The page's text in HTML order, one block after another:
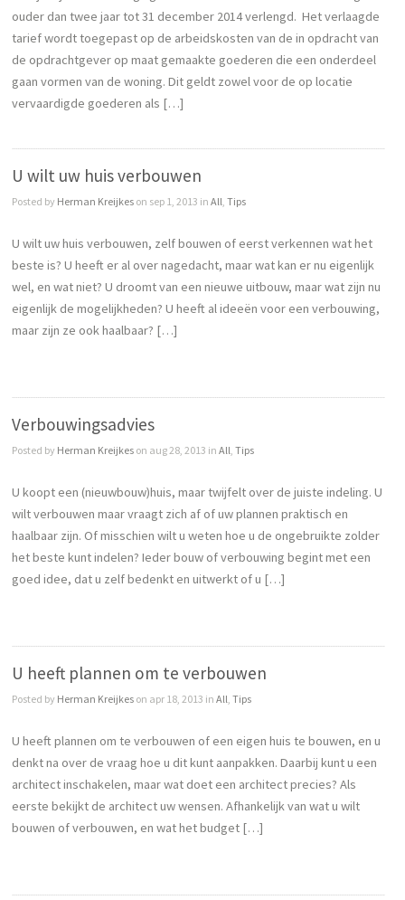
ouder dan twee jaar tot 31 december 2014 verlengd. Het verlaagde
tarief wordt toegepast op de arbeidskosten van de in opdracht van
de opdrachtgever op maat gemaakte goederen die een onderdeel
gaan vormen van de woning. Dit geldt zowel voor de op locatie
vervaardigde goederen als […]
U wilt uw huis verbouwen
Posted by Herman Kreijkes on sep 1, 2013 inAll,Tips
U wilt uw huis verbouwen, zelf bouwen of eerst verkennen wat het
beste is? U heeft er al over nagedacht, maar wat kan er nu eigenlijk
wel, en wat niet? U droomt van een nieuwe uitbouw, maar wat zijn nu
eigenlijk de mogelijkheden? U heeft al ideeën voor een verbouwing,
maar zijn ze ook haalbaar? […]
Verbouwingsadvies
Posted by Herman Kreijkes on aug 28, 2013 inAll,Tips
U koopt een (nieuwbouw)huis, maar twijfelt over de juiste indeling. U
wilt verbouwen maar vraagt zich af of uw plannen praktisch en
haalbaar zijn. Of misschien wilt u weten hoe u de ongebruikte zolder
het beste kunt indelen? Ieder bouw of verbouwing begint met een
goed idee, dat u zelf bedenkt en uitwerkt of u […]
U heeft plannen om te verbouwen
Posted by Herman Kreijkes on apr 18, 2013 inAll,Tips
U heeft plannen om te verbouwen of een eigen huis te bouwen, en u
denkt na over de vraag hoe u dit kunt aanpakken. Daarbij kunt u een
architect inschakelen, maar wat doet een architect precies? Als
eerste bekijkt de architect uw wensen. Afhankelijk van wat u wilt
bouwen of verbouwen, en wat het budget […]